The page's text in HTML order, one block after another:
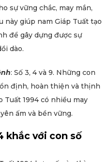
sự vững chắc, may mắn,
này giúp nam Giáp Tuất tạo
để gây dựng được sự
dào.
: Số 3, 4 và 9. Những con
định, hoàn thiện và thịnh
Tuất 1994 có nhiều may
ấm và bền vững.
khắc với con số